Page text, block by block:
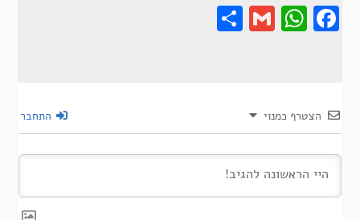
Gmail
Share
הצטרף כמנוי התחבר